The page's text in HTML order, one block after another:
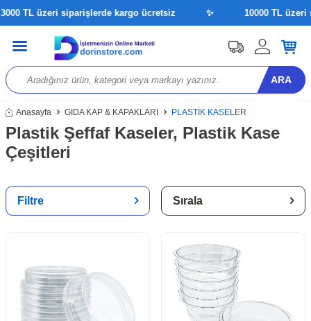
TL üzeri siparişlerde kargo ücretsiz 10000 TL üzeri
ARA
Anasayfa GIDA KAP & KAPAKLARI PLASTİK KASELER
Plastik Şeffaf Kaseler, Plastik Kase
Çeşitleri
Filtre Sırala